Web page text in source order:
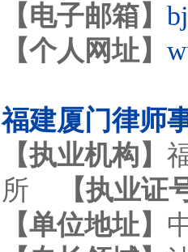
【电子邮箱】
【个人网址】
福建厦门律师
【执业机构】
所
【执业证
【单位地址】